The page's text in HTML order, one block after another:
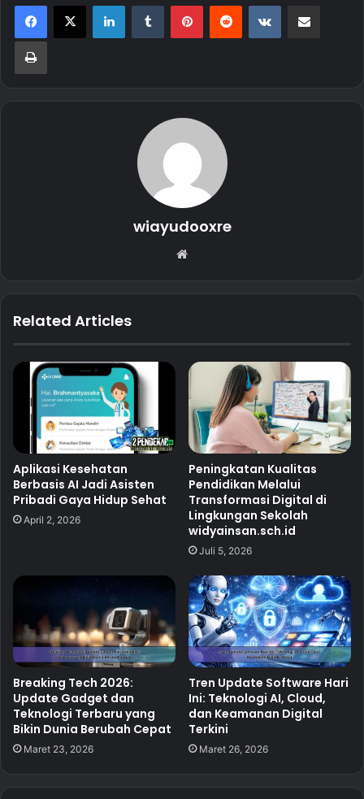
LinkedInTumblr PinterestReddit VKontakte
Print
wiayudooxre
Related Articles
Aplikasi Kesehatan
Berbasis AI Jadi Asisten
Pribadi Gaya Hidup Sehat
April 2, 2026
Peningkatan Kualitas
Pendidikan Melalui
Transformasi Digital di
Lingkungan Sekolah
widyainsan.sch.id
Juli 5, 2026
Breaking Tech 2026:
Update Gadget dan
Teknologi Terbaru yang
Bikin Dunia Berubah Cepat
Maret 23, 2026
Tren Update Software Hari
Ini: Teknologi AI, Cloud,
dan Keamanan Digital
Terkini
Maret 26, 2026